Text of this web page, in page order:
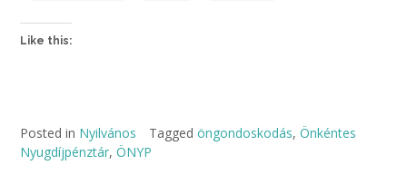
Like this:
Posted in Nyilvános Tagged öngondoskodás, Önkéntes
Nyugdíjpénztár, ÖNYP